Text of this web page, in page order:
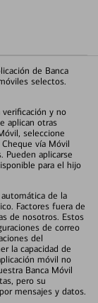
de Banca
selectos.
y no
aplican otras
seleccione
vía Móvil
Pueden aplicarse
para el hijo
de la
Factores fuera de
de nosotros. Estos
de correo
del
la capacidad de
móvil no
Banca Móvil
pero su
mensajes y datos.